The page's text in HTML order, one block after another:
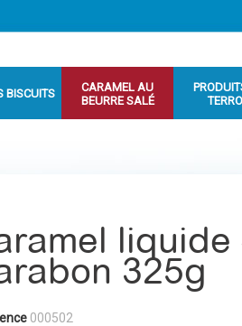
BISCUITS
CARAMEL AU
BEURRE SALÉ
liquide
325g
000502